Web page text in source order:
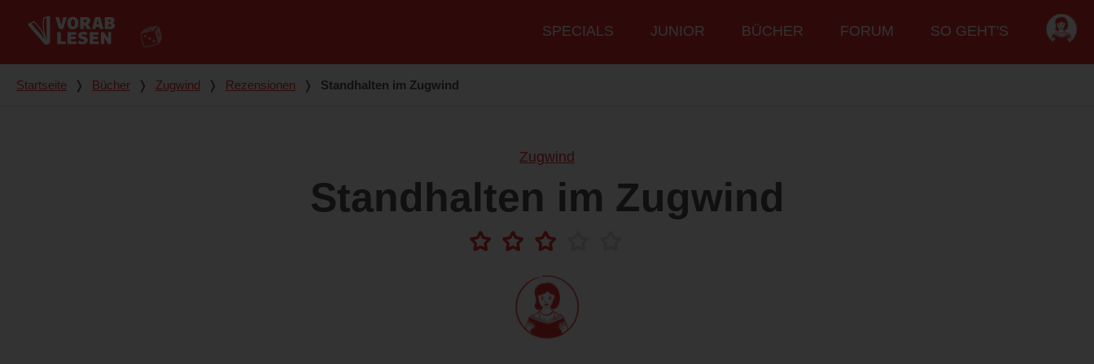
Hauptmenü
SPECIALS JUNIOR BÜCHER FORUM SO GEHT'S
Du bist hier
Startseite ❭ Bücher ❭ Zugwind ❭ Rezensionen ❭ Standhalten im Zugwind
Zugwind
Standhalten im Zugwind